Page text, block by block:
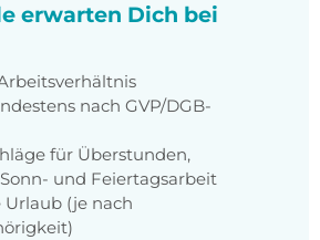
erwarten Dich bei
nach GVP/DGB-
für Überstunden,
und Feiertagsarbeit
Urlaub (je nach